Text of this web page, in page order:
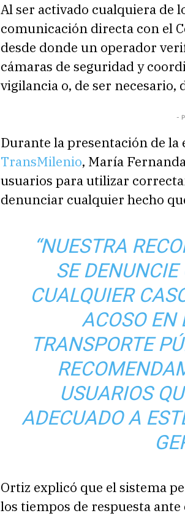
Al ser activado cualquiera de
comunicación directa con el
desde donde un operador
cámaras de seguridad y
vigilancia o, de ser
-
Durante la presentación de la
TransMilenio, María
usuarios para utilizar
denunciar cualquier hecho
“NUESTRA
SE
CUALQUIER
ACOSO EN
TRANSPORTE
USUARIOS
ADECUADO A
Ortiz explicó que el sistema
los tiempos de respuesta